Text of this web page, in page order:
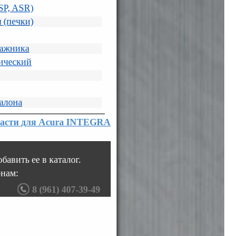
ASR)
(печки)
для Acura INTEGRA
ее в каталог.
8 (961) 407-39-49